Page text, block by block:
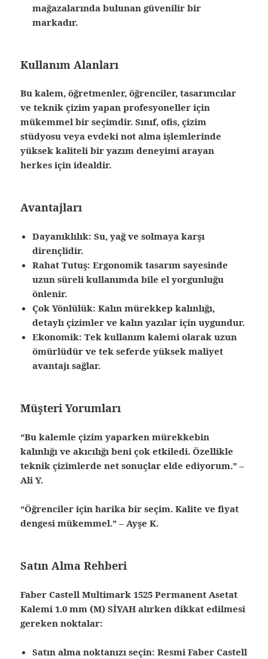
mağazalarında bulunan güvenilir bir
markadır.
Kullanım Alanları
Bu kalem,öğretmenler, öğrenciler, tasarımcılar
ve teknik çizim yapan profesyoneller için
mükemmel bir seçimdir. Sınıf, ofis, çizim
stüdyosu veya evdeki not alma işlemlerinde
yüksek kaliteli bir yazım deneyimi arayan
herkes için idealdir.
Avantajları
Dayanıklılık: Su, yağ ve solmaya karşı
dirençlidir.
Rahat Tutuş: Ergonomik tasarım sayesinde
uzun süreli kullanımda bile el yorgunluğu
önlenir.
Çok Yönlülük: Kalın mürekkep kalınlığı,
detaylı çizimler ve kalın yazılar için uygundur.
Ekonomik: Tek kullanım kalemi olarak uzun
ömürlüdür ve tek seferde yüksek maliyet
avantajı sağlar.
Müşteri Yorumları
“Bu kalemle çizim yaparken mürekkebin
kalınlığı ve akıcılığı beni çok etkiledi. Özellikle
teknik çizimlerde net sonuçlar elde ediyorum.” –
Ali Y.
“Öğrenciler için harika bir seçim. Kalite ve fiyat
dengesi mükemmel.” –Ayşe K.
Satın Alma Rehberi
Faber Castell Multimark 1525 Permanent Asetat
Kalemi 1.0 mm (M) SİYAH alırken dikkat edilmesi
gereken noktalar:
Satın alma noktanızı seçin: Resmi Faber Castell